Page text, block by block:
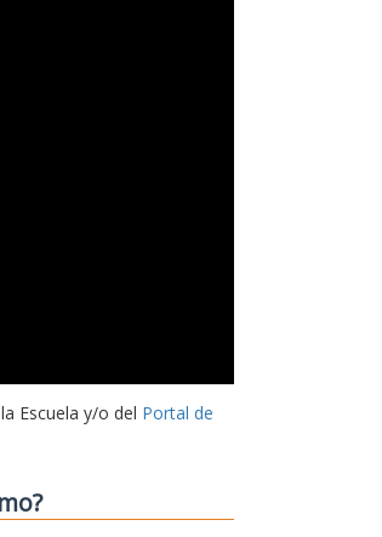
Escuela y/o del Portal de